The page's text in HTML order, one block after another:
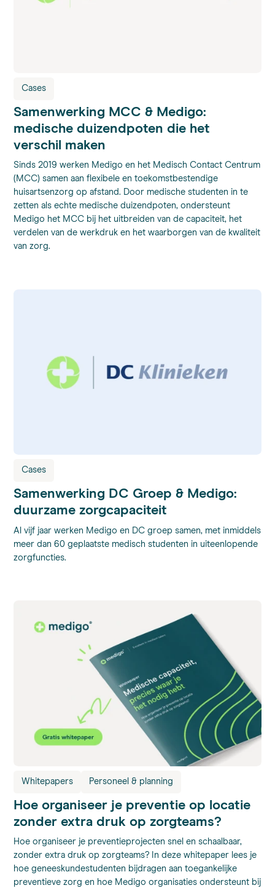
Cases
Samenwerking MCC & Medigo:
medische duizendpoten die het
verschil maken
Sinds 2019 werken Medigo en het Medisch Contact Centrum
(MCC) samen aan flexibele en toekomstbestendige
huisartsenzorg op afstand. Door medische studenten in te
zetten als echte medische duizendpoten, ondersteunt
Medigo het MCC bij het uitbreiden van de capaciteit, het
verdelen van de werkdruk en het waarborgen van de kwaliteit
van zorg.
Cases
Samenwerking DC Groep & Medigo:
duurzame zorgcapaciteit
Al vijf jaar werken Medigo en DC groep samen, met inmiddels
meer dan 60 geplaatste medisch studenten in uiteenlopende
zorgfuncties.
Whitepapers Personeel & planning
Hoe organiseer je preventie op locatie
zonder extra druk op zorgteams?
Hoe organiseer je preventieprojecten snel en schaalbaar,
zonder extra druk op zorgteams? In deze whitepaper lees je
hoe geneeskundestudenten bijdragen aan toegankelijke
preventieve zorg en hoe Medigo organisaties ondersteunt bij